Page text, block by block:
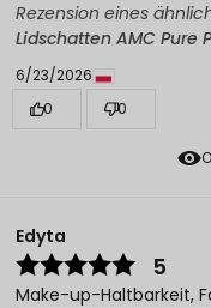
Rezension eines
Lidschatten AMC Pure
6/23/2026
0
0
Edyta
5
Make-up-Haltbarkeit,